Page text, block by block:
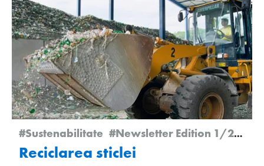
#Sustenabilitate #Newsletter Edition 1/2026
Reciclarea sticlei